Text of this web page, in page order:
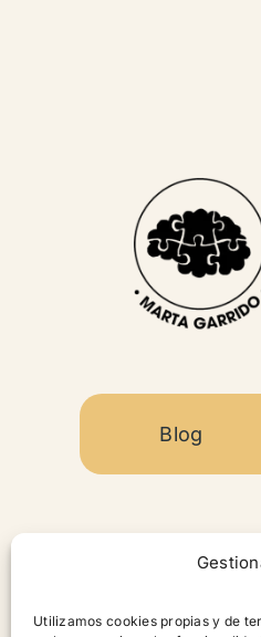
Utilizamos cookies propias y de
Blog
Productos